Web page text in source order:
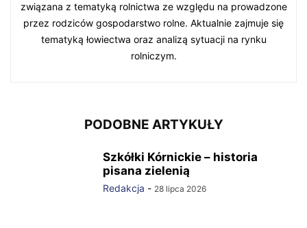
związana z tematyką rolnictwa ze względu na prowadzone
przez rodziców gospodarstwo rolne. Aktualnie zajmuje się
tematyką łowiectwa oraz analizą sytuacji na rynku
rolniczym.
PODOBNE ARTYKUŁY
Szkółki Kórnickie – historia
pisana zielenią
Redakcja - 28 lipca 2026